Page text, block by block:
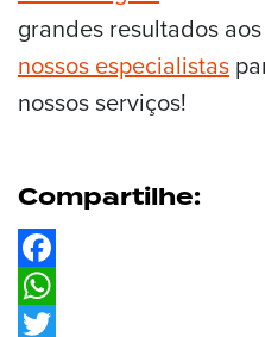
grandes resultados
nossos especialistas
nossos serviços!
Compartilhe:
Facebook
WhatsApp